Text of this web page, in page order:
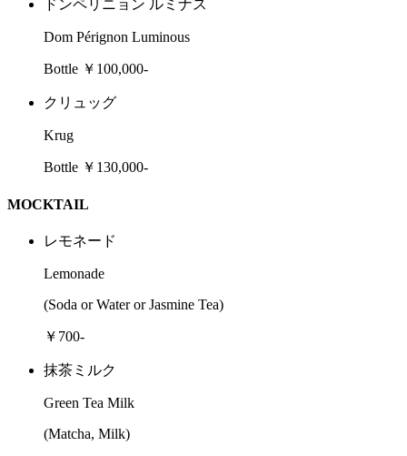
ドンペリニョン ルミナス
Dom Pérignon Luminous
Bottle ￥100,000-
クリュッグ
Krug
Bottle ￥130,000-
MOCKTAIL
レモネード
Lemonade
(Soda or Water or Jasmine Tea)
￥700-
抹茶ミルク
Green Tea Milk
(Matcha, Milk)